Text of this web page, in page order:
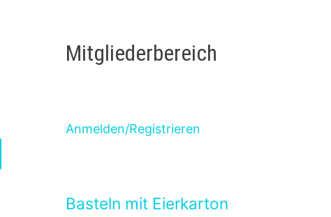
Mitgliederbereich
Anmelden/Registrieren
Basteln mit Eierkarton